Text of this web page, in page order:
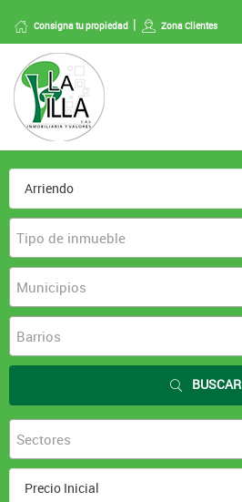
Consigna tu propiedad Zona Clientes
Tipo de inmueble
Municipios
Barrios
BUSCAR
Sectores